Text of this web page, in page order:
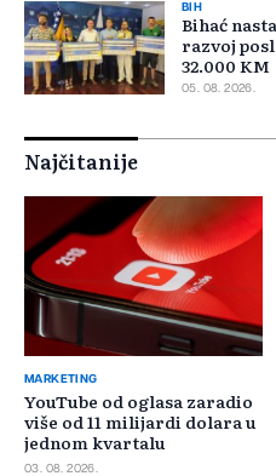
BIH
Bihać
razvoj
32.000 KM
05. 08. 2026.
Najčitanije
MARKETING
YouTube od oglasa zaradio
više od 11 milijardi dolara u
jednom kvartalu
03. 08. 2026.